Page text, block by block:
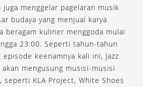
juga menggelar pagelaran musik
budaya yang menjual karya
beragam kuliner menggoda mulai
23:00. Seperti tahun-tahun
keenamnya kali ini, Jazz
mengusung musisi-musisi
seperti KLA Project, White Shoes